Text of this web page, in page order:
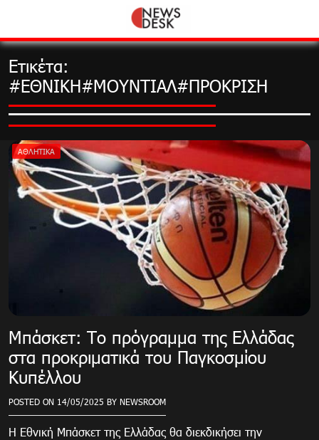
content
Ετικέτα:
#ΕΘΝΙΚΗ#ΜΟΥΝΤΙΑΛ#ΠΡΟΚΡΙΣΗ
ΑΘΛΗΤΙΚΑ
Μπάσκετ: Το πρόγραμμα της Ελλάδας
στα προκριματικά του Παγκοσμίου
Κυπέλλου
POSTED ON 14/05/2025 BY NEWSROOM
Η Εθνική Μπάσκετ της Ελλάδας θα διεκδικήσει την